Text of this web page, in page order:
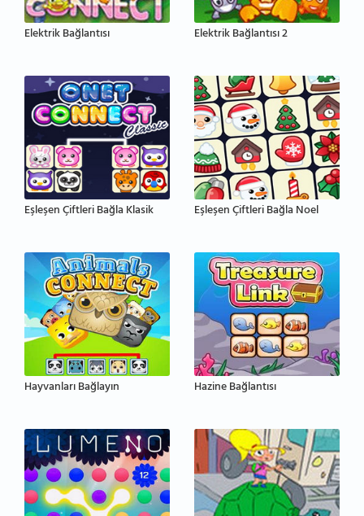
Elektrik Bağlantısı Elektrik Bağlantısı 2
Eşleşen Çiftleri Bağla Klasik Eşleşen Çiftleri Bağla Noel
Hayvanları Bağlayın Hazine Bağlantısı